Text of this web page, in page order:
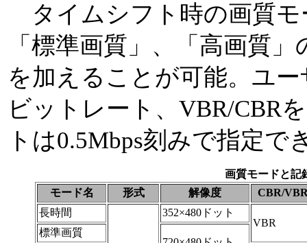
タイムシフト時の画質モ
「標準画質」、「高画質
を加えることが可能。ユ
ビットレート、VBR/CBR
トは0.5Mbps刻みで指定で
画質モードと記
モード名
形式 解像度
CBR/
長時間
352×480ドット
VBR
標準画質